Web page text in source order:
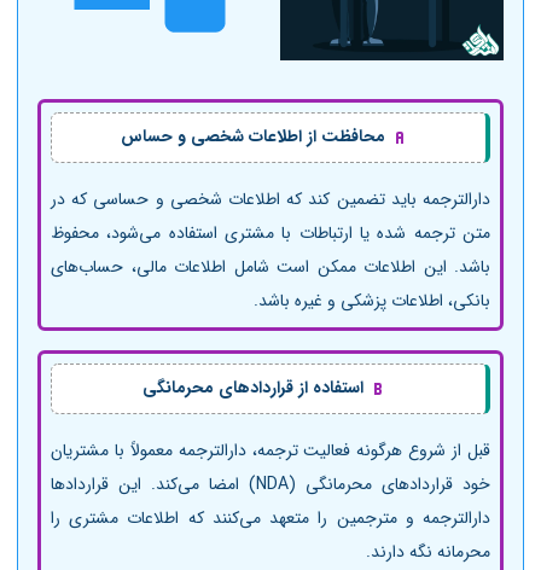
محافظت از اطلاعات شخصی و حساس
دارالترجمه باید تضمین کند که اطلاعات شخصی و حساسی که در
متن ترجمه شده یا ارتباطات با مشتری استفاده می‌شود، محفوظ
باشد. این اطلاعات ممکن است شامل اطلاعات مالی، حساب‌های
بانکی، اطلاعات پزشکی و غیره باشد.
استفاده از قراردادهای محرمانگی
قبل از شروع هرگونه فعالیت ترجمه، دارالترجمه معمولاً با مشتریان
خود قراردادهای محرمانگی (NDA) امضا می‌کند. این قراردادها
دارالترجمه و مترجمین را متعهد می‌کنند که اطلاعات مشتری را
محرمانه نگه دارند.